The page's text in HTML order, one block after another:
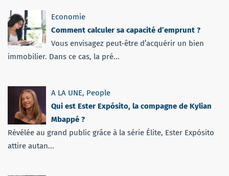
Economie
Comment calculer sa capacité d’emprunt ?
Vous envisagez peut-être d’acquérir un bien
immobilier. Dans ce cas, la pré...
A LA UNE, People
Qui est Ester Expósito, la compagne de Kylian
Mbappé ?
Révélée au grand public grâce à la série Élite, Ester Expósito
attire autan...